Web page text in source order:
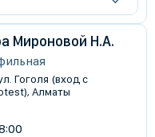
Мироновой Н.А.
Гоголя (вход с
Алматы